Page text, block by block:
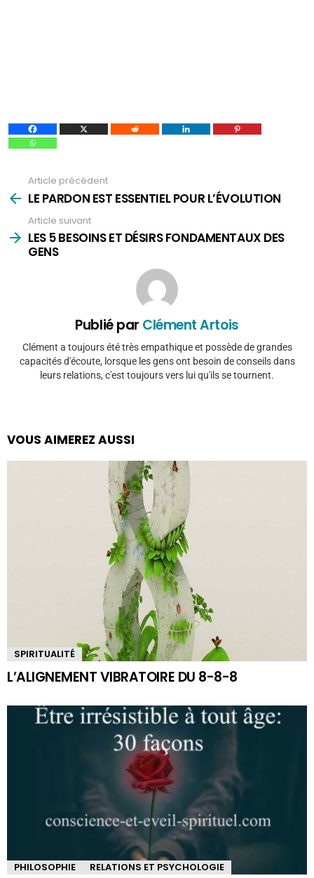
plus
Article précédent
LE PARDON EST ESSENTIEL POUR L’ÉVOLUTION
Article suivant
LES 5 BESOINS ET DÉSIRS FONDAMENTAUX DES
GENS
Publié par Clément Artois
Clément a toujours été très empathique et possède de grandes
capacités d'écoute, lorsque les gens ont besoin de conseils dans
leurs relations, c'est toujours vers lui qu'ils se tournent.
VOUS AIMEREZ AUSSI
SPIRITUALITÉ
L’ALIGNEMENT VIBRATOIRE DU 8-8-8
PHILOSOPHIE RELATIONS ET PSYCHOLOGIE